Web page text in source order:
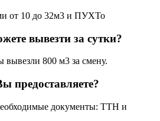
от 10 до 32м3 и ПУХТо
вывезти за сутки?
800 м3 за смену.
предоставляете?
документы: ТТН и